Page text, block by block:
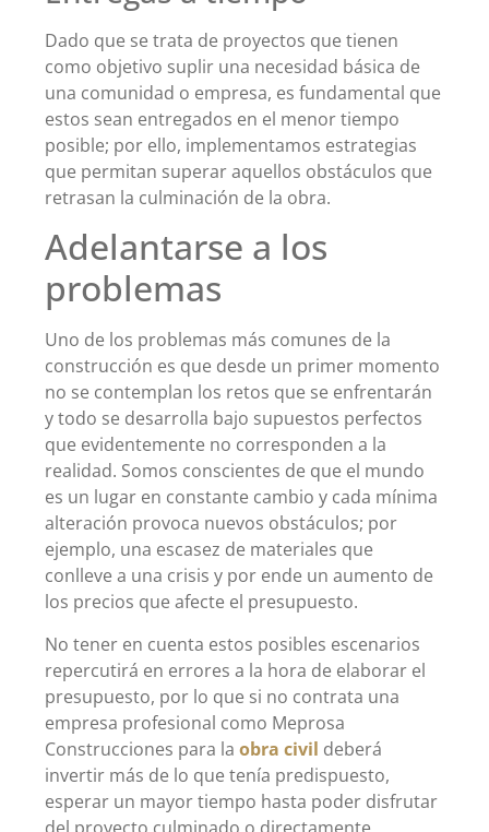
Dado que se trata de proyectos que tienen
como objetivo suplir una necesidad básica de
una comunidad o empresa, es fundamental que
estos sean entregados en el menor tiempo
posible; por ello, implementamos estrategias
que permitan superar aquellos obstáculos que
retrasan la culminación de la obra.
Adelantarse a los
problemas
Uno de los problemas más comunes de la
construcción es que desde un primer momento
no se contemplan los retos que se enfrentarán
y todo se desarrolla bajo supuestos perfectos
que evidentemente no corresponden a la
realidad. Somos conscientes de que el mundo
es un lugar en constante cambio y cada mínima
alteración provoca nuevos obstáculos; por
ejemplo, una escasez de materiales que
conlleve a una crisis y por ende un aumento de
los precios que afecte el presupuesto.
No tener en cuenta estos posibles escenarios
repercutirá en errores a la hora de elaborar el
presupuesto, por lo que si no contrata una
empresa profesional como Meprosa
Construcciones para la obra civil deberá
invertir más de lo que tenía predispuesto,
esperar un mayor tiempo hasta poder disfrutar